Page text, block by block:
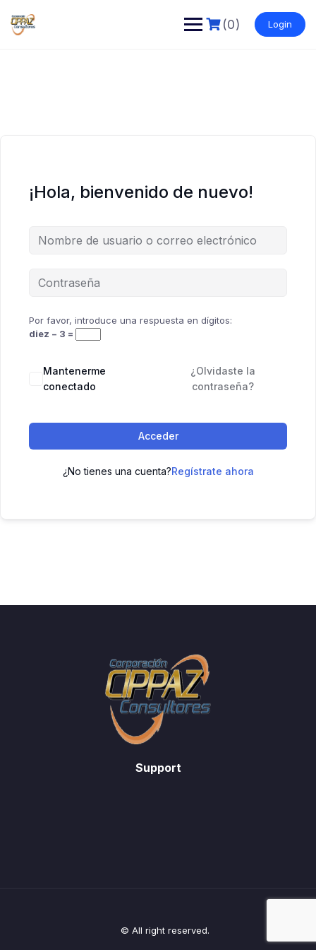
contenido
(0) Login
¡Hola, bienvenido de nuevo!
Por favor, introduce una respuesta en dígitos:
diez − 3 =
Mantenerme
conectado
¿Olvidaste la
contraseña?
Acceder
¿No tienes una cuenta?Regístrate ahora
Support
© All right reserved.